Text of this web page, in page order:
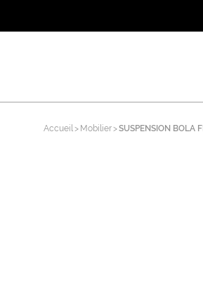
Accueil Mobilier SUSPENSION BOLA